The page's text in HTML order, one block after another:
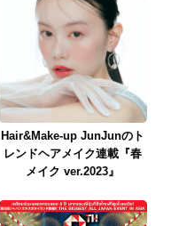
Hair&Make-up JunJunのト
レンドヘアメイク連載『春
メイク ver.2023』